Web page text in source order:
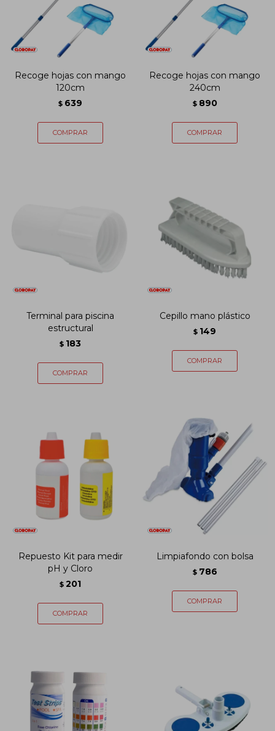
Recoge hojas con mango
120cm
$ 639
Recoge hojas con mango
240cm
$ 890
Terminal para piscina
estructural
$ 183
Cepillo mano plástico
$ 149
Repuesto Kit para medir
pH y Cloro
$ 201
Limpiafondo con bolsa
$ 786